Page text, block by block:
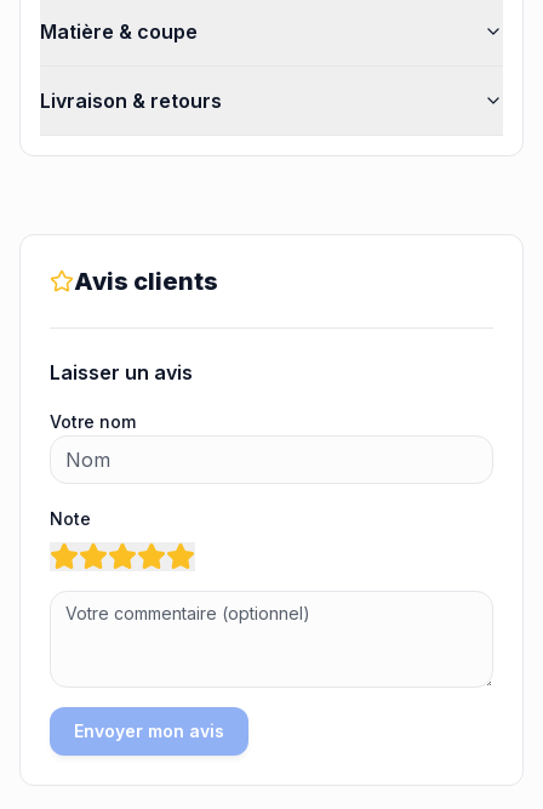
Matière & coupe
Livraison & retours
Avis clients
Laisser un avis
Votre nom
Note
Envoyer mon avis